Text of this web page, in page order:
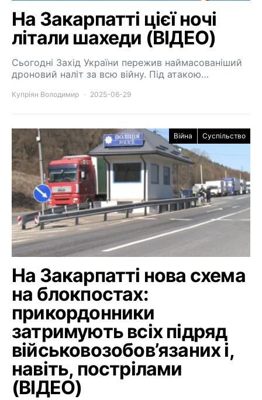
На Закарпатті цієї ночі
літали шахеди (ВІДЕО)
Сьогодні Захід України пережив наймасованіший
дроновий наліт за всю війну. Під атакою…
Купріян Володимир 2025-06-29
Війна Суспільство
На Закарпатті нова схема
на блокпостах:
прикордонники
затримують всіх підряд
військовозобов’язаних і,
навіть, пострілами
(ВІДЕО)